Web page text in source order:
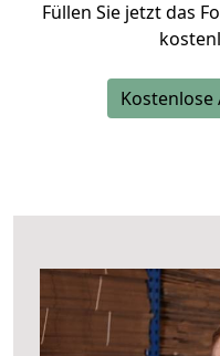
Füllen Sie jetzt das